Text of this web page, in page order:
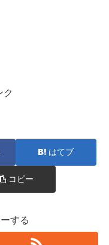
ク
はてブ
コピー
する